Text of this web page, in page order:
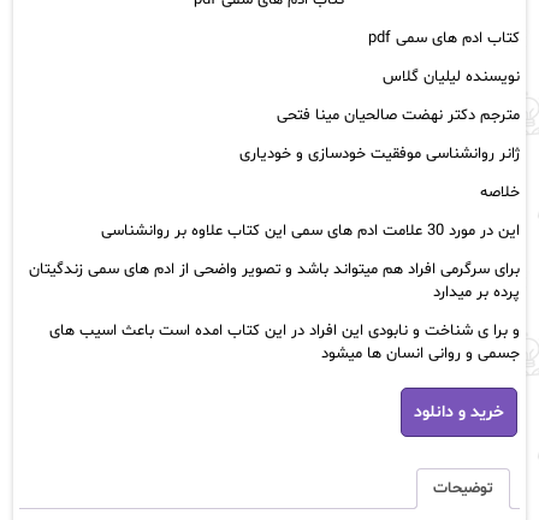
تومان41,000.
کتاب ادم های سمی pdf
نویسنده لیلیان گلاس
مترجم دکتر نهضت صالحیان مینا فتحی
ژانر روانشناسی موفقیت خودسازی و خودیاری
خلاصه
این در مورد 30 علامت ادم های سمی این کتاب علاوه بر روانشناسی
برای سرگرمی افراد هم میتواند باشد و تصویر واضحی از ادم های سمی زندگیتان
پرده بر میدارد
و برا ی شناخت و نابودی این افراد در این کتاب امده است باعث اسیب های
جسمی و روانی انسان ها میشود
کتاب
ادم
های
عدد
خرید و دانلود
توضیحات